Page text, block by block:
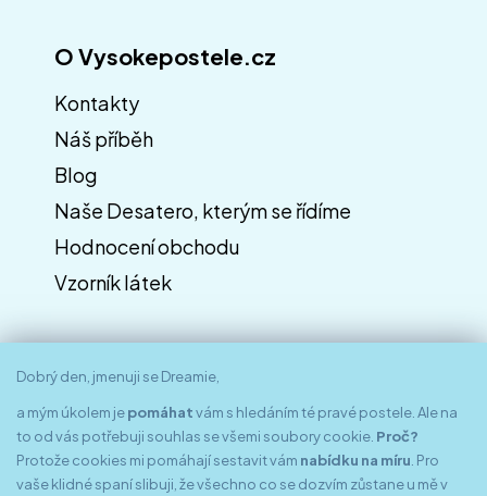
Dobrý den, jmenuji se Dreamie,
a mým úkolem jepomáhatvám s hledáním té pravé postele. Ale na
to od vás potřebuji souhlas se všemi soubory cookie. Proč?
Protože cookies mi pomáhají sestavit vám nabídku na míru . Pro
vaše klidné spaní slibuji, že všechno co se dozvím zůstane u mě v
O Vysokepostele.cz
Kontakty
Náš příběh
Blog
Naše Desatero, kterým se řídíme
Hodnocení obchodu
Vzorník látek